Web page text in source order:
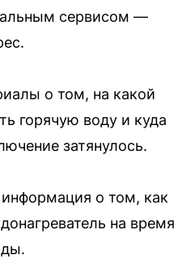
сервисом —
о том, на какой
горячую воду и куда
затянулось.
о том, как
на время